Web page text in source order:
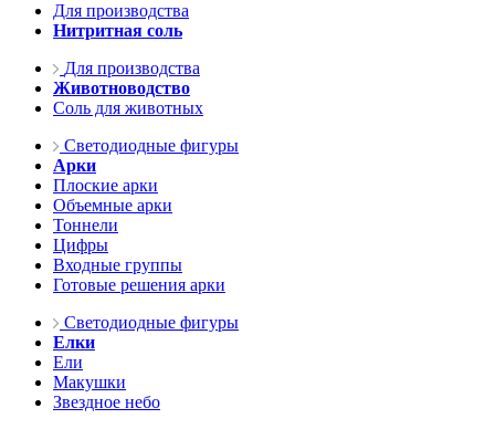
Для производства
Нитритная соль
Для производства
Животноводство
Соль для животных
Светодиодные фигуры
Арки
Плоские арки
Объемные арки
Тоннели
Цифры
Входные группы
Готовые решения арки
Светодиодные фигуры
Елки
Ели
Макушки
Звездное небо